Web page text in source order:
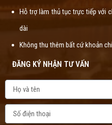
Hỗ trợ làm thủ tục trực tiếp với
dài
Không thu thêm bất cứ khoản
ĐĂNG KÝ NHẬN TƯ VẤN